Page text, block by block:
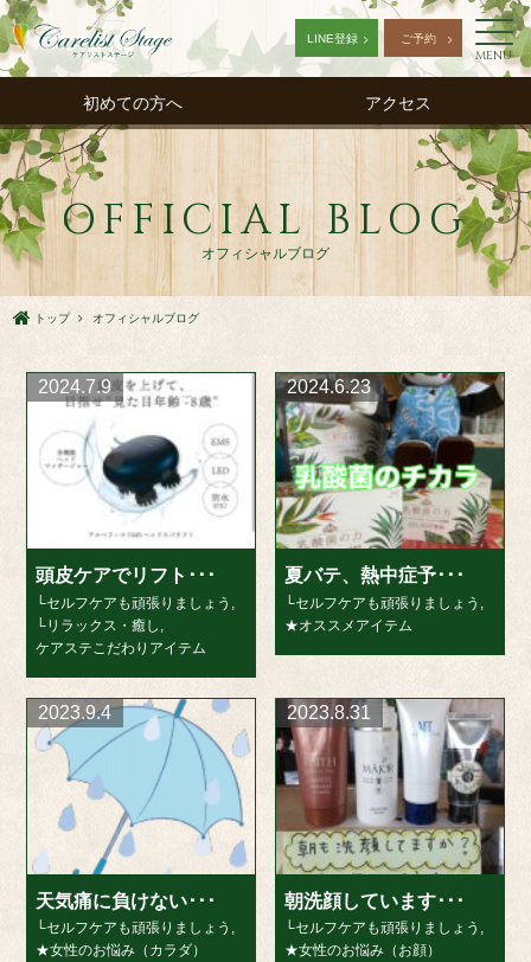
LINE登録 ご予約
MENU
初めての方へ アクセス
OFFICIAL BLOG
オフィシャルブログ
トップ オフィシャルブログ
頭皮ケアでリフト･･･
2024.7.9
└セルフケアも頑張りましょう ,
└リラックス・癒し ,
ケアステこだわりアイテム
夏バテ、熱中症予･･･
2024.6.23
└セルフケアも頑張りましょう ,
★オススメアイテム
天気痛に負けない･･･
2023.9.4
└セルフケアも頑張りましょう ,
★女性のお悩み（カラダ）
朝洗顔しています･･･
2023.8.31
└セルフケアも頑張りましょう ,
★女性のお悩み（お顔）